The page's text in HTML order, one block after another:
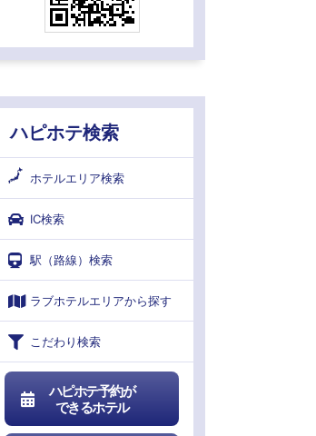
ハピホテ検索
ホテルエリア検索
IC検索
駅（路線）検索
ラブホテルエリアから探す
こだわり検索
ハピホテ予約が
できるホテル